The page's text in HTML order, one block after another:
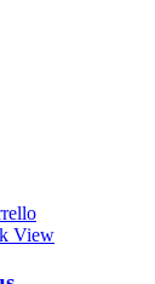
View